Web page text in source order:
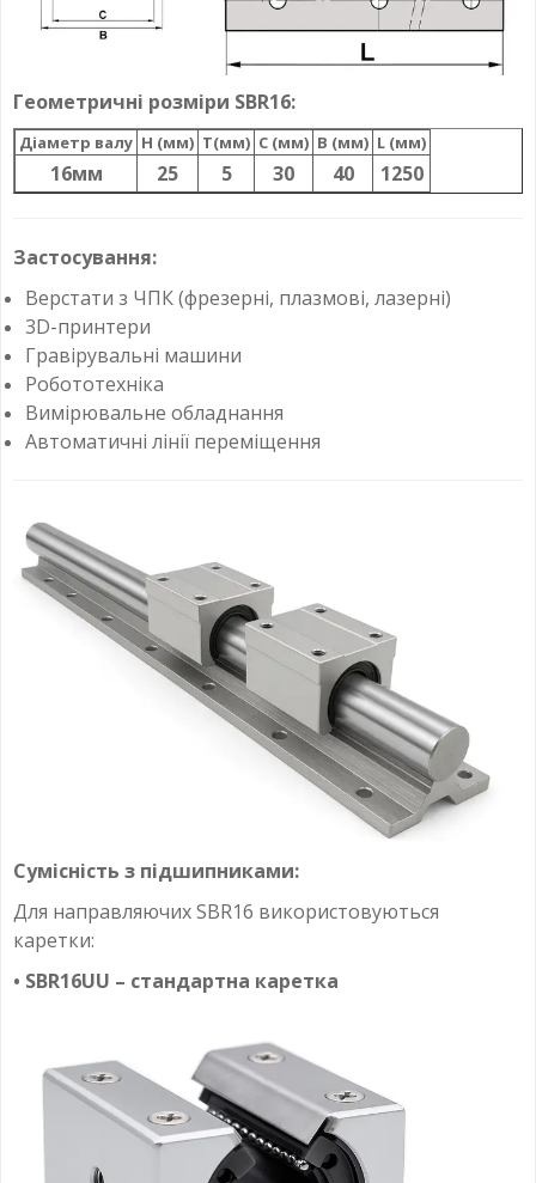
Геометричні розміри SBR16:
Діаметр валу H (мм) T(мм) C (мм) B (мм) L (мм)
16мм 25 5 30 40 1250
Застосування:
Верстати з ЧПК (фрезерні, плазмові, лазерні)
3D-принтери
Гравірувальні машини
Робототехніка
Вимірювальне обладнання
Автоматичні лінії переміщення
Сумісність з підшипниками:
Для направляючих SBR16 використовуються
каретки:
• SBR16UU – стандартна каретка